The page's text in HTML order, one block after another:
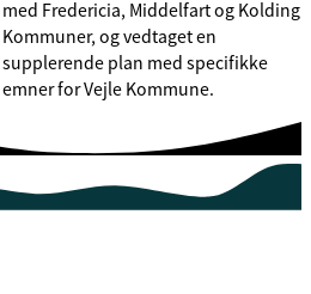
med Fredericia, Middelfart og Kolding
Kommuner, og vedtaget en
supplerende plan med specifikke
emner for Vejle Kommune.